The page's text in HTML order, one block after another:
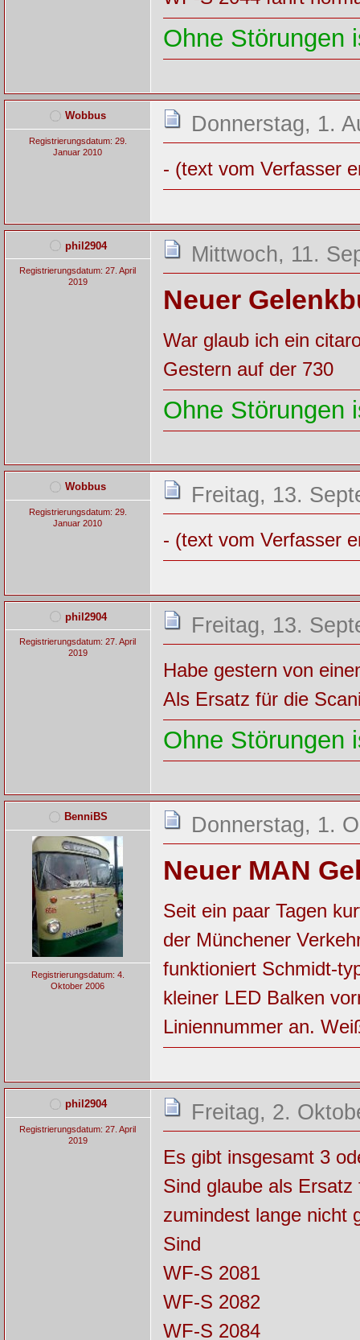
Ohne Störungen
Wobbus
Registrierungsdatum: 29.
Januar 2010
Donnerstag, 1.
- (text vom Verfasser
phil2904
Registrierungsdatum: 27. April
2019
Mittwoch, 11.
Neuer
War glaub ich ein
Gestern auf der 730
Ohne Störungen
Wobbus
Registrierungsdatum: 29.
Januar 2010
Freitag, 13.
- (text vom Verfasser
phil2904
Registrierungsdatum: 27. April
2019
Freitag, 13.
Habe gestern von
Als Ersatz für die
Ohne Störungen
BenniBS
Registrierungsdatum: 4.
Oktober 2006
Donnerstag, 1.
Neuer MAN
Seit ein paar Tagen
der Münchener
funktioniert Schmidt-
kleiner LED Balken
Liniennummer an.
phil2904
Registrierungsdatum: 27. April
2019
Freitag, 2.
Es gibt insgesamt 3
Sind glaube als
zumindest lange nicht
Sind
WF-S 2081
WF-S 2082
WF-S 2084